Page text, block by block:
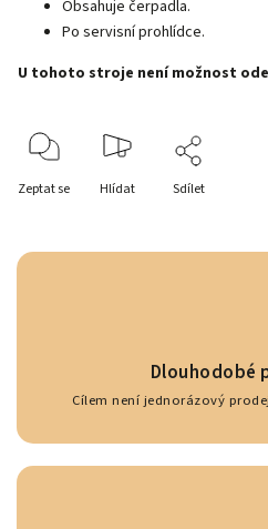
Obsahuje čerpadla.
Po servisní prohlídce.
U tohoto stroje není možnost
Zeptat se Hlídat Sdílet
Dlouhodobé
Cílem není jednorázový